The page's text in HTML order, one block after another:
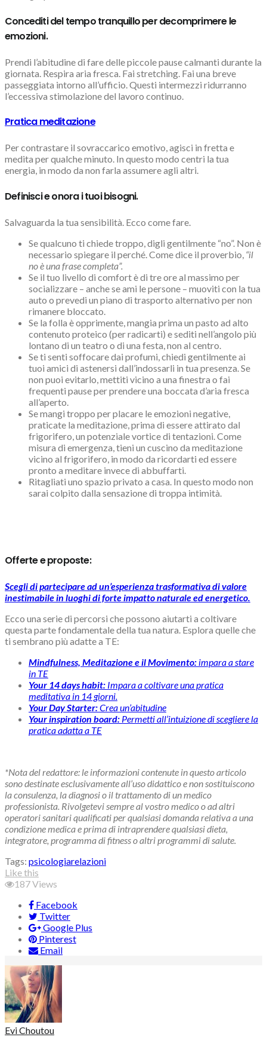
Concediti del tempo tranquillo per decomprimere le
emozioni.
Prendi l’abitudine di fare delle piccole pause calmanti durante la
giornata. Respira aria fresca. Fai stretching. Fai una breve
passeggiata intorno all’ufficio. Questi intermezzi ridurranno
l’eccessiva stimolazione del lavoro continuo.
Pratica meditazione
Per contrastare il sovraccarico emotivo, agisci in fretta e
medita per qualche minuto. In questo modo centri la tua
energia, in modo da non farla assumere agli altri.
Definisci e onora i tuoi bisogni.
Salvaguarda la tua sensibilità. Ecco come fare.
Se qualcuno ti chiede troppo, digli gentilmente “no”. Non è
necessario spiegare il perché. Come dice il proverbio, “il
no è una frase completa”.
Se il tuo livello di comfort è di tre ore al massimo per
socializzare – anche se ami le persone – muoviti con la tua
auto o prevedi un piano di trasporto alternativo per non
rimanere bloccato.
Se la folla è opprimente, mangia prima un pasto ad alto
contenuto proteico (per radicarti) e sediti nell’angolo più
lontano di un teatro o di una festa, non al centro.
Se ti senti soffocare dai profumi, chiedi gentilmente ai
tuoi amici di astenersi dall’indossarli in tua presenza. Se
non puoi evitarlo, mettiti vicino a una finestra o fai
frequenti pause per prendere una boccata d’aria fresca
all’aperto.
Se mangi troppo per placare le emozioni negative,
praticate la meditazione, prima di essere attirato dal
frigorifero, un potenziale vortice di tentazioni. Come
misura di emergenza, tieni un cuscino da meditazione
vicino al frigorifero, in modo da ricordarti ed essere
pronto a meditare invece di abbuffarti.
Ritagliati uno spazio privato a casa. In questo modo non
sarai colpito dalla sensazione di troppa intimità.
Offerte e proposte:
Scegli di partecipare ad un’esperienza trasformativa di valore
inestimabile in luoghi di forte impatto naturale ed energetico.
Ecco una serie di percorsi che possono aiutarti a coltivare
questa parte fondamentale della tua natura. Esplora quelle che
ti sembrano più adatte a TE:
Mindfulness, Meditazione e il Movimento: impara a stare
in TE
Your 14 days habit: Impara a coltivare una pratica
meditativa in 14 giorni.
Your Day Starter:Crea un’abitudine
Your inspiration board: Permetti all’intuizione di scegliere la
pratica adatta a TE
*Nota del redattore: le informazioni contenute in questo articolo
sono destinate esclusivamente all’uso didattico e non sostituiscono
la consulenza, la diagnosi o il trattamento di un medico
professionista. Rivolgetevi sempre al vostro medico o ad altri
operatori sanitari qualificati per qualsiasi domanda relativa a una
condizione medica e prima di intraprendere qualsiasi dieta,
integratore, programma di fitness o altri programmi di salute.
Tags: psicologiarelazioni
Like this
187Views
Facebook
Twitter
Google Plus
Pinterest
Email
Evi Choutou